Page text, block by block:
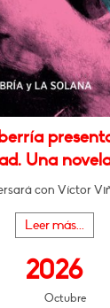
Una
con Víctor
Leer más...
2026
Octubre